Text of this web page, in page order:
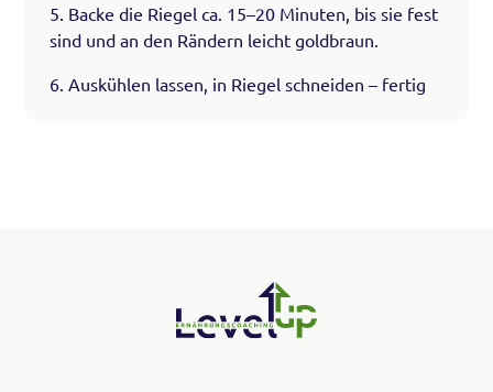
5. Backe die Riegel ca. 15–20 Minuten, bis sie fest
sind und an den Rändern leicht goldbraun.
6. Auskühlen lassen, in Riegel schneiden – fertig